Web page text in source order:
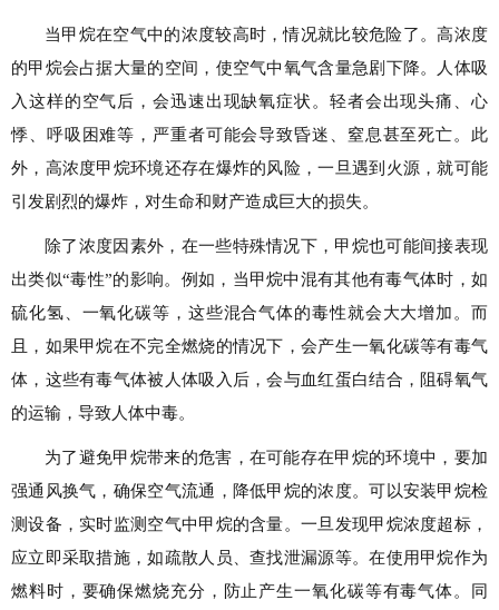
当甲烷在空气中的浓度较高时，情况就比较危险了。高浓度
的甲烷会占据大量的空间，使空气中氧气含量急剧下降。人体吸
入这样的空气后，会迅速出现缺氧症状。轻者会出现头痛、心
悸、呼吸困难等，严重者可能会导致昏迷、窒息甚至死亡。此
外，高浓度甲烷环境还存在爆炸的风险，一旦遇到火源，就可能
引发剧烈的爆炸，对生命和财产造成巨大的损失。
除了浓度因素外，在一些特殊情况下，甲烷也可能间接表现
出类似“毒性”的影响。例如，当甲烷中混有其他有毒气体时，如
硫化氢、一氧化碳等，这些混合气体的毒性就会大大增加。而
且，如果甲烷在不完全燃烧的情况下，会产生一氧化碳等有毒气
体，这些有毒气体被人体吸入后，会与血红蛋白结合，阻碍氧气
的运输，导致人体中毒。
为了避免甲烷带来的危害，在可能存在甲烷的环境中，要加
强通风换气，确保空气流通，降低甲烷的浓度。可以安装甲烷检
测设备，实时监测空气中甲烷的含量。一旦发现甲烷浓度超标，
应立即采取措施，如疏散人员、查找泄漏源等。在使用甲烷作为
燃料时，要确保燃烧充分，防止产生一氧化碳等有毒气体。同